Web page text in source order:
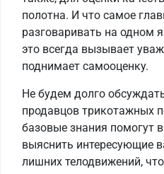
полотна. И что самое
разговаривать на одном
это всегда вызывает
поднимает самооценку.
Не будем долго
продавцов трикотажных
базовые знания помогут
выяснить интересующие
лишних телодвижений,